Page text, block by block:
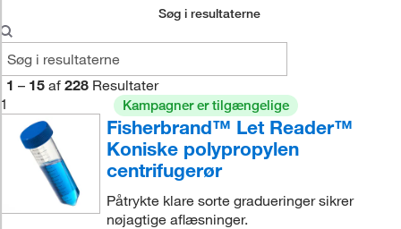
Søg i resultaterne
1 – 15 af 228 Resultater
1
Kampagner er tilgængelige
Fisherbrand™ Let Reader™
Koniske polypropylen
centrifugerør
Påtrykte klare sorte gradueringer sikrer
nøjagtige aflæsninger.